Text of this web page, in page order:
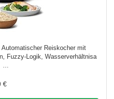
Reiskocher mit
Fuzzy-Logik, Wasserverhältnisa
...
€